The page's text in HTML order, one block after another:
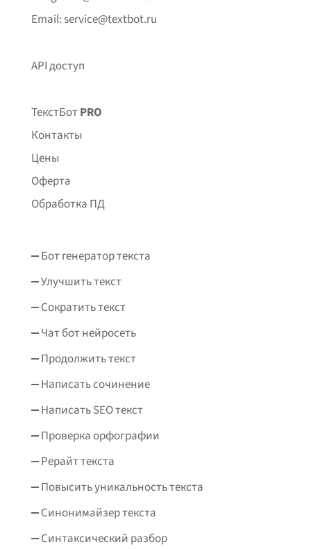
Email: service@textbot.ru
API доступ
ТекстБотPRO
Контакты
Цены
Оферта
Обработка ПД
Бот генератор текста
Улучшить текст
Сократить текст
Чат бот нейросеть
Продолжить текст
Написать сочинение
Написать SEO текст
Проверка орфографии
Рерайт текста
Повысить уникальность текста
Синонимайзер текста
Синтаксический разбор